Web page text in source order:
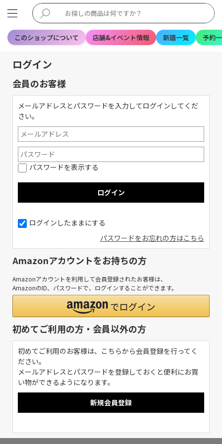
このショップについて 店舗&イベント情報 新譜一覧 予約
ログイン
会員のお客様
メールアドレスとパスワードを入力してログインしてくだ
さい。
パスワードを表示する
ログインしたままにする
パスワードをお忘れの方はこちら
Amazonアカウントをお持ちの方
Amazonアカウントを利用して会員登録されたお客様は、
AmazonのID、パスワードで、ログインすることができます。
初めてご利用の方・会員以外の方
初めてご利用のお客様は、こちらから会員登録を行ってく
ださい。
メールアドレスとパスワードを登録しておくと便利にお買
い物ができるようになります。